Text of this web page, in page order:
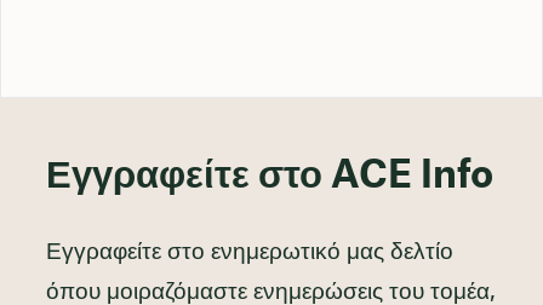
Εγγραφείτε στο ACE Info
Εγγραφείτε στο ενημερωτικό μας δελτίο
όπου μοιραζόμαστε ενημερώσεις του τομέα,